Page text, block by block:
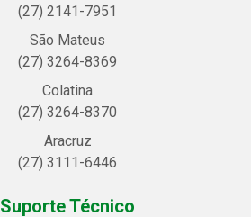
(27) 2141-7951
São Mateus
(27) 3264-8369
Colatina
(27) 3264-8370
Aracruz
(27) 3111-6446
Suporte Técnico